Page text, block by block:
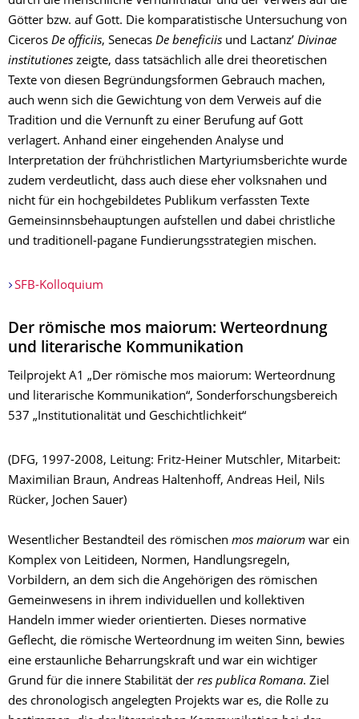
Götter bzw. auf Gott. Die komparatistische Untersuchung von
Ciceros De officiis, Senecas De beneficiis und Lactanz’ Divinae
institutiones zeigte, dass tatsächlich alle drei theoretischen
Texte von diesen Begründungsformen Gebrauch machen,
auch wenn sich die Gewichtung von dem Verweis auf die
Tradition und die Vernunft zu einer Berufung auf Gott
verlagert. Anhand einer eingehenden Analyse und
Interpretation der frühchristlichen Martyriumsberichte wurde
zudem verdeutlicht, dass auch diese eher volksnahen und
nicht für ein hochgebildetes Publikum verfassten Texte
Gemeinsinnsbehauptungen aufstellen und dabei christliche
und traditionell-pagane Fundierungsstrategien mischen.
SFB-Kolloquium
Der römische mos maiorum: Werteordnung
und literarische Kommunikation
Teilprojekt A1 „Der römische mos maiorum: Werteordnung
und literarische Kommunikation“, Sonderforschungsbereich
537 „Institutionalität und Geschichtlichkeit“
(DFG, 1997-2008, Leitung: Fritz-Heiner Mutschler, Mitarbeit:
Maximilian Braun, Andreas Haltenhoff, Andreas Heil, Nils
Rücker, Jochen Sauer)
Wesentlicher Bestandteil des römischen mos maiorum war ein
Komplex von Leitideen, Normen, Handlungsregeln,
Vorbildern, an dem sich die Angehörigen des römischen
Gemeinwesens in ihrem individuellen und kollektiven
Handeln immer wieder orientierten. Dieses normative
Geflecht, die römische Werteordnung im weiten Sinn, bewies
eine erstaunliche Beharrungskraft und war ein wichtiger
Grund für die innere Stabilität der res publica Romana. Ziel
des chronologisch angelegten Projekts war es, die Rolle zu